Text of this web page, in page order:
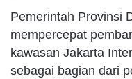
Pemerintah Provinsi
mempercepat
kawasan Jakarta
sebagai bagian dari